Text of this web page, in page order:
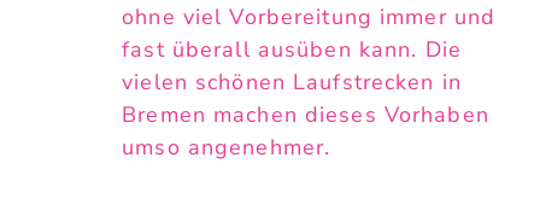
ohne viel Vorbereitung immer und
fast überall ausüben kann. Die
vielen schönen Laufstrecken in
Bremen machen dieses Vorhaben
umso angenehmer.